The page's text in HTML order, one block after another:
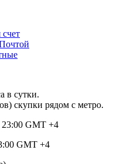
в сутки.
скупки рядом с метро.
GMT +4
GMT +4